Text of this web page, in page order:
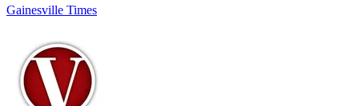
Gainesville Times